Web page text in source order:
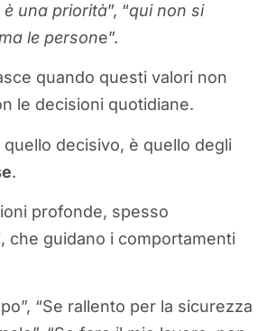
è una priorità”, “qui non si
le persone”.
quando questi valori non
le decisioni quotidiane.
decisivo, è quello degli
.
profonde, spesso
che guidano i comportamenti
“Se rallento per la sicurezza